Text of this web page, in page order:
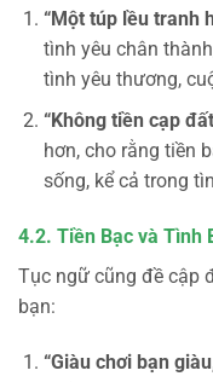
“Một túp lều tranh
tình yêu chân
tình yêu thương,
“Không tiền cạp
hơn, cho rằng tiền
sống, kể cả trong
4.2. Tiền Bạc và Tình
Tục ngữ cũng đề cập
bạn:
“Giàu chơi bạn